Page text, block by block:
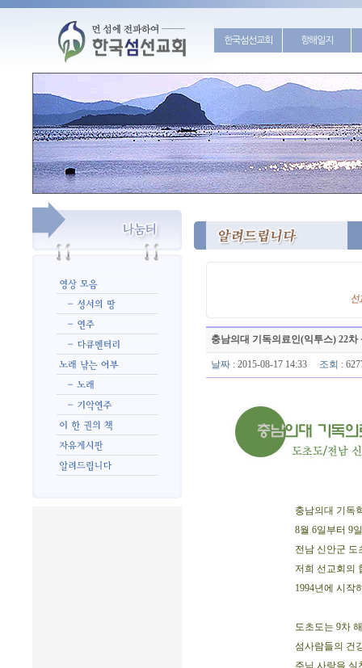
한국섬선교회 항해일지
충남의대 기독의료인(익투스) 22
날짜 : 2015-08-17 14:33 조회 :
충남의대 기독
8월 6일부터 9
전남 신안군 도
저희 선교회의
1994년에 시작
도초도는 9차
섬사람들의 건
주님 사랑을 실